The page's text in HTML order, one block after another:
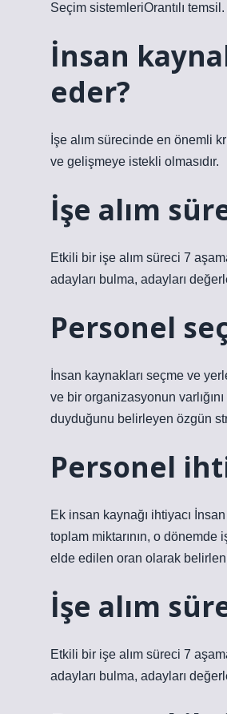
Seçim sistemleriOrantılı
İnsan
eder?
İşe alım sürecinde en önemli
ve gelişmeye istekli olmasıdır.
İşe alım
Etkili bir işe alım süreci 7
adayları bulma, adayları
Personel
İnsan kaynakları seçme ve
ve bir organizasyonun
duyduğunu belirleyen özgün
Personel
Ek insan kaynağı ihtiyacı
toplam miktarının, o dönemde
elde edilen oran olarak
İşe alım
Etkili bir işe alım süreci 7
adayları bulma, adayları